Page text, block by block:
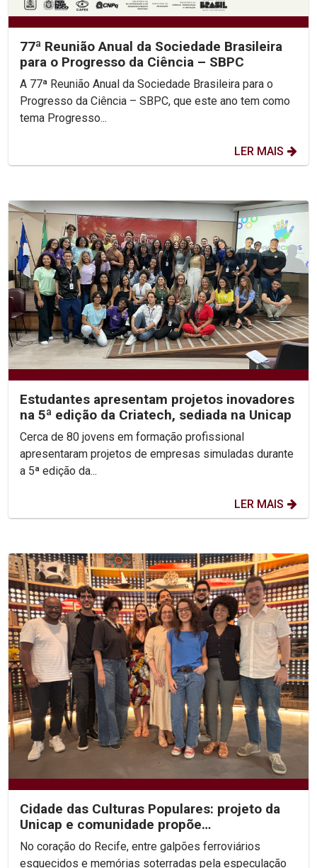
77ª Reunião Anual da Sociedade Brasileira
para o Progresso da Ciência – SBPC
A 77ª Reunião Anual da Sociedade Brasileira para o
Progresso da Ciência – SBPC, que este ano tem como
tema Progresso...
LER MAIS
Estudantes apresentam projetos inovadores
na 5ª edição da Criatech, sediada na Unicap
Cerca de 80 jovens em formação profissional
apresentaram projetos de empresas simuladas durante
a 5ª edição da...
LER MAIS
Cidade das Culturas Populares: projeto da
Unicap e comunidade propõe
ressignificação urbana e...
No coração do Recife, entre galpões ferroviários
esquecidos e memórias soterradas pela especulação